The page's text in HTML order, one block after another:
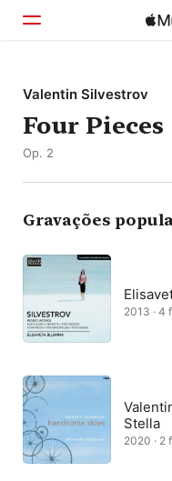
Início
Explorar
Valentin Silvestrov
Four Pieces
Op. 2
Gravações
2013 · 4
Stella
2020 · 2